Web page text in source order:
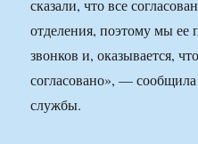
сказали, что все
отделения, поэтому мы
звонков и, оказывается,
согласовано», — сообщила
службы.